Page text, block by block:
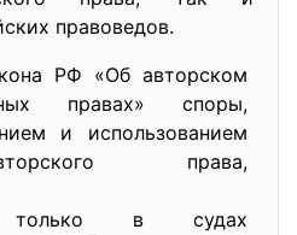
правоведов.
РФ «Об авторском
правах» споры,
и использованием
права,
только в судах